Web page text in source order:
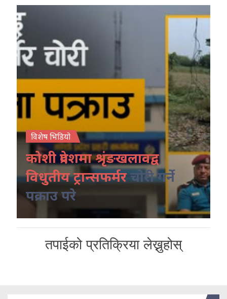
विशेष भिडियो
कोशी प्रदेशमा श्रृंङखलावद्व
विधुतीय ट्रान्सफर्मरचोरी गर्ने
पक्राउ परे
तपाईको प्रतिक्रिया लेख्नुहोस्